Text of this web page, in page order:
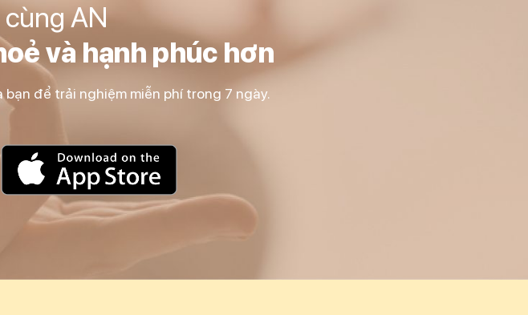
AN
và hạnh phúc hơn
để trải nghiệm miễn phí trong 7 ngày.